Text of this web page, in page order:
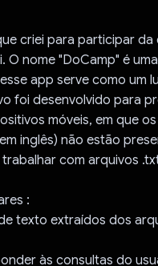
criei para participar
O nome "DoCamp" é
app serve como um
foi desenvolvido para
móveis, em que
inglês) não estão
com arquivos
:
texto extraídos dos
às consultas do